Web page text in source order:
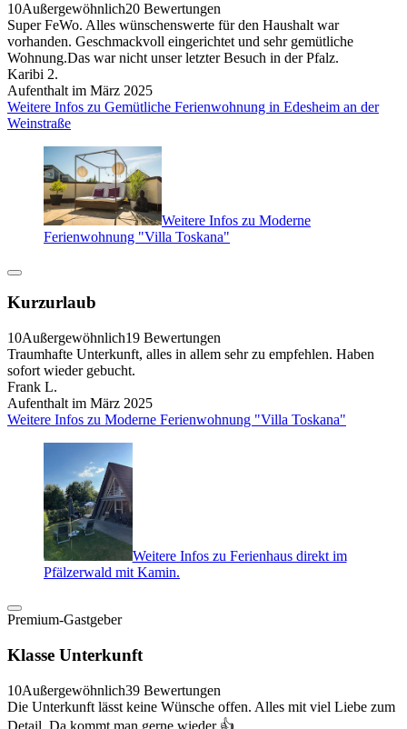
10Außergewöhnlich20 Bewertungen
Super FeWo. Alles wünschenswerte für den Haushalt war
vorhanden. Geschmackvoll eingerichtet und sehr gemütliche
Wohnung.Das war nicht unser letzter Besuch in der Pfalz.
Karibi 2.
Aufenthalt im März 2025
Weitere Infos zu Gemütliche Ferienwohnung in Edesheim an der
Weinstraße
Weitere Infos zu Moderne
Ferienwohnung "Villa Toskana"
Kurzurlaub
10Außergewöhnlich19 Bewertungen
Traumhafte Unterkunft, alles in allem sehr zu empfehlen. Haben
sofort wieder gebucht.
Frank L.
Aufenthalt im März 2025
Weitere Infos zu Moderne Ferienwohnung "Villa Toskana"
Weitere Infos zu Ferienhaus direkt im
Pfälzerwald mit Kamin.
Premium-Gastgeber
Klasse Unterkunft
10Außergewöhnlich39 Bewertungen
Die Unterkunft lässt keine Wünsche offen. Alles mit viel Liebe zum
Detail. Da kommt man gerne wieder 👍